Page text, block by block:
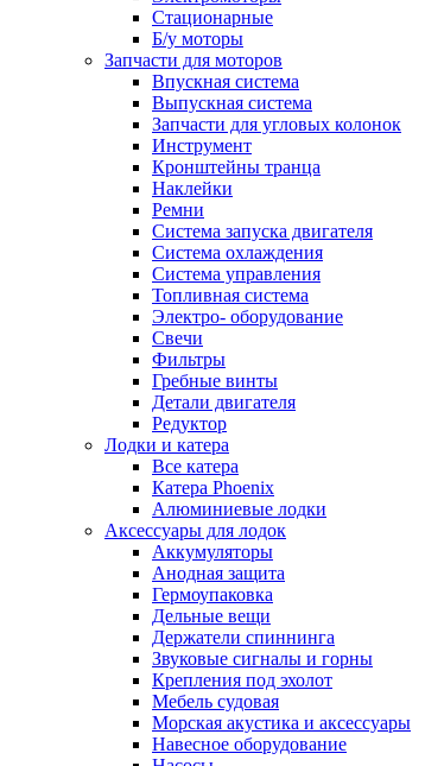
Стационарные
Б/у моторы
Запчасти для моторов
Впускная система
Выпускная система
Запчасти для угловых колонок
Инструмент
Кронштейны транца
Наклейки
Ремни
Система запуска двигателя
Система охлаждения
Система управления
Топливная система
Электро- оборудование
Свечи
Фильтры
Гребные винты
Детали двигателя
Редуктор
Лодки и катера
Все катера
Катера Phoenix
Алюминиевые лодки
Аксессуары для лодок
Аккумуляторы
Анодная защита
Гермоупаковка
Дельные вещи
Держатели спиннинга
Звуковые сигналы и горны
Крепления под эхолот
Мебель судовая
Морская акустика и аксессуары
Навесное оборудование